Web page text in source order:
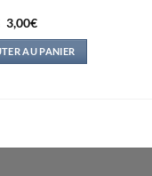
Le
prix
initial
était :
25,50€.
3,00€Le
actuel
est :
3,00€.
AU PANIER